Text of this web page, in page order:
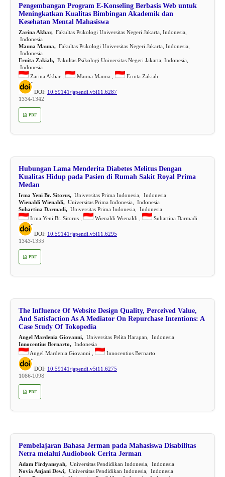
Pengembangan Program E-Konseling Berbasis Web untuk
Meningkatkan Kualitas Bimbingan Akademik dan
Kesehatan Mental Mahasiswa
Zarina Akbar,Fakultas Psikologi Universitas Negeri Jakarta, Indonesia,
Indonesia
Mauna Mauna,Fakultas Psikologi Universitas Negeri Jakarta, Indonesia,
Indonesia
Ernita Zakiah,Fakultas Psikologi Universitas Negeri Jakarta, Indonesia,
Indonesia
Zarina Akbar ,
Mauna Mauna , Ernita Zakiah
DOI: 10.59141/japendi.v5i11.6287
1334-1342
PDF
Hubungan Lama Menderita Diabetes Melitus Dengan
Kualitas Hidup pada Pasien di Rumah Sakit Royal Prima
Medan
Irma Yeni Br. Sitorus,Universitas Prima Indonesia, Indonesia
Wienaldi Wienaldi,Universitas Prima Indonesia, Indonesia
Suhartina Darmadi,Universitas Prima Indonesia, Indonesia
Irma Yeni Br. Sitorus ,
Wienaldi Wienaldi , Suhartina Darmadi
DOI: 10.59141/japendi.v5i11.6295
1343-1355
PDF
The Influence Of Website Design Quality, Perceived Value,
And Satisfaction As A Mediator On Repurchase Intentions: A
Case Study Of Tokopedia
Angel Mardenia Giovanni,Universitas Pelita Harapan, Indonesia
Innocentius Bernarto,Indonesia
Angel Mardenia Giovanni ,
Innocentius Bernarto
DOI: 10.59141/japendi.v5i11.6275
1086-1098
PDF
Pembelajaran Bahasa Jerman pada Mahasiswa Disabilitas
Netra melalui Audiobook Cerita Jerman
Adam Firdyansyah,Universitas Pendidikan Indonesia, Indonesia
Novia Anjani Dewi,Universitas Pendidikan Indonesia, Indonesia